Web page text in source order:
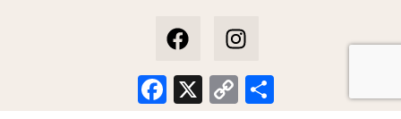
a
c
b
o
n
s
g
Facebook
X
Copy
Link